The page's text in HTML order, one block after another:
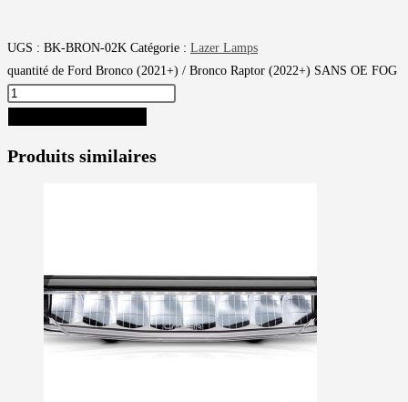
UGS : BK-BRON-02K Catégorie : Lazer Lamps
quantité de Ford Bronco (2021+) / Bronco Raptor (2022+) SANS OE FOG
Produits similaires